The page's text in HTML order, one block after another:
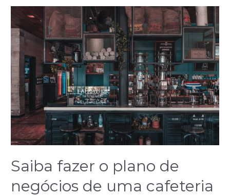
Saiba fazer o plano de
negócios de uma cafeteria
plano
de
negócios
de
uma
cafeteria